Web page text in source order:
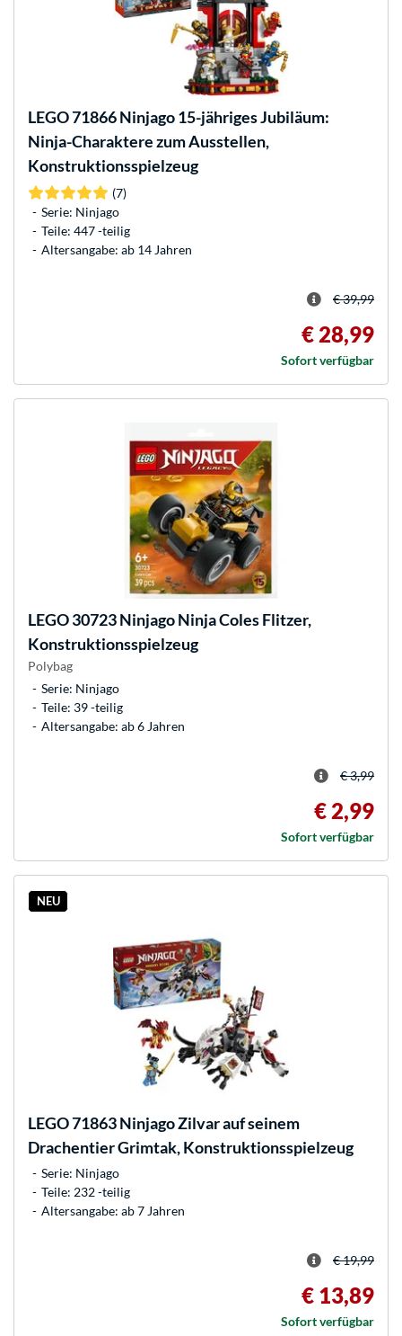
LEGO71866 Ninjago 15-jähriges Jubiläum:
Ninja-Charaktere zum Ausstellen,
Konstruktionsspielzeug
(7)
Serie: Ninjago
Teile: 447 -teilig
Altersangabe: ab 14 Jahren
€ 39,99
€ 28,99
Sofort verfügbar
LEGO30723 Ninjago Ninja Coles Flitzer,
Konstruktionsspielzeug
Polybag
Serie: Ninjago
Teile: 39 -teilig
Altersangabe: ab 6 Jahren
€ 3,99
€ 2,99
Sofort verfügbar
NEU
LEGO71863 Ninjago Zilvar auf seinem
Drachentier Grimtak, Konstruktionsspielzeug
Serie: Ninjago
Teile: 232 -teilig
Altersangabe: ab 7 Jahren
€ 19,99
€ 13,89
Sofort verfügbar